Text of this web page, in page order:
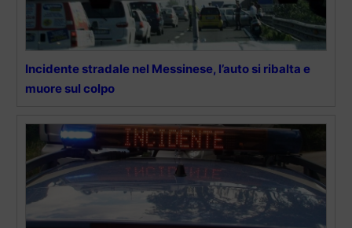
Incidente stradale nel Messinese, l’auto si ribalta e
muore sul colpo